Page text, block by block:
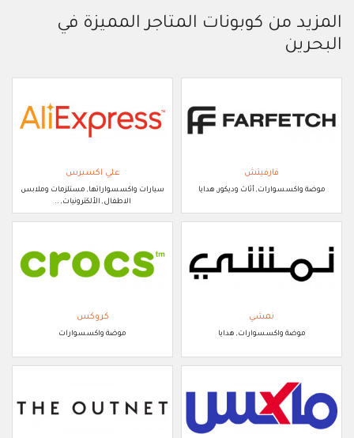
المزيد من كوبونات المتاجر المميزة في
البحرين
فارفيتش
موضة واكسسوارات, أثاث وديكور, هدايا
علي اكسبرس
سيارات واكسسواراتها, مستلزمات وملابس
الاطفال, الألكترونيات, ..
نمشي
موضة واكسسوارات, هدايا
كروكس
موضة واكسسوارات